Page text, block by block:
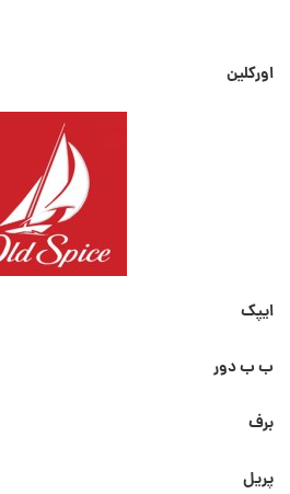
اورکلین
ایپک
ب ب دور
برف
پریل